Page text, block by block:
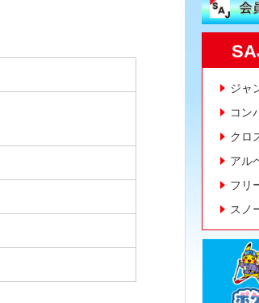
ジャ
コン
クロ
アル
フリ
スノ